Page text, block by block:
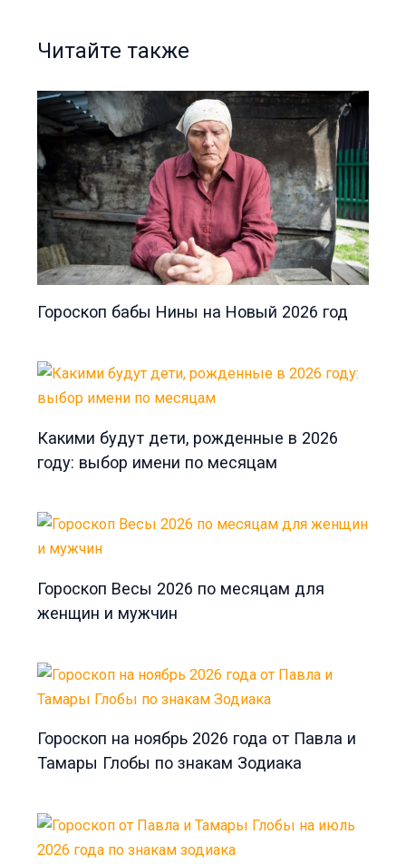
Читайте также
Гороскоп бабы Нины на Новый 2026 год
Какими будут дети, рожденные в 2026
году: выбор имени по месяцам
Гороскоп Весы 2026 по месяцам для
женщин и мужчин
Гороскоп на ноябрь 2026 года от Павла и
Тамары Глобы по знакам Зодиака